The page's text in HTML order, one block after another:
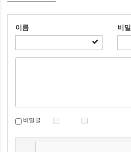
이름 비
비밀글